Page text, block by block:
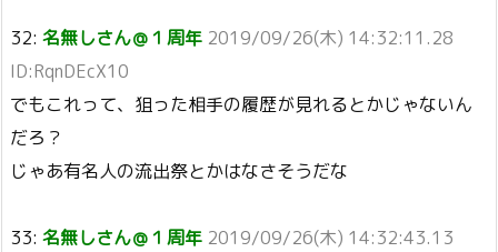
32: 名無しさん＠１周年 2019/09/26(木) 14:32:11.28
ID:RqnDEcX10
でもこれって、狙った相手の履歴が見れるとかじゃないん
だろ？
じゃあ有名人の流出祭とかはなさそうだな
33: 名無しさん＠１周年 2019/09/26(木) 14:32:43.13